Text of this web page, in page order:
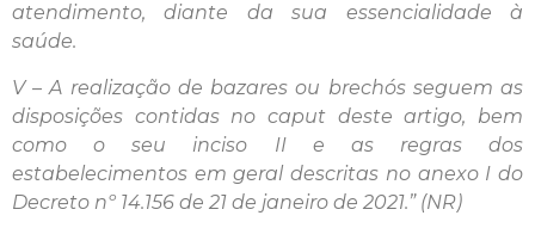
atendimento, diante da sua essencialidade à
saúde.
V – A realização de bazares ou brechós seguem as
disposições contidas no caput deste artigo, bem
como o seu inciso II e as regras dos
estabelecimentos em geral descritas no anexo I do
Decreto nº 14.156 de 21 de janeiro de 2021.” (NR)